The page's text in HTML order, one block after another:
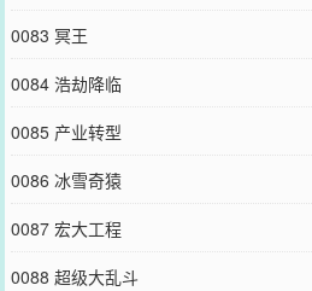
0083 冥王
0084 浩劫降临
0085 产业转型
0086 冰雪奇猿
0087 宏大工程
0088 超级大乱斗